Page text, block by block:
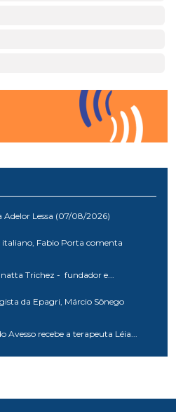
Adelor Lessa (07/08/2026)
italiano, Fabio Porta comenta
Trichez - fundador e...
da Epagri, Márcio Sônego
Avesso recebe a terapeuta Léia...